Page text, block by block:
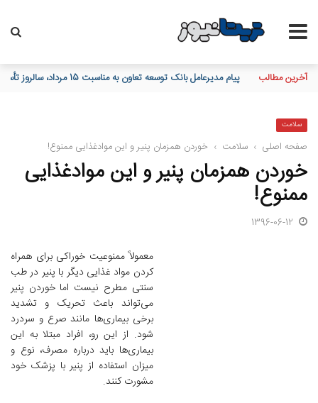
آخرین مطالب پیام مدیرعامل بانک توسعه تعاون به مناسبت 15 مرداد، سالروز تأسیس بانک
سلامت
صفحه اصلی › سلامت › خوردن همزمان پنیر و این موادغذایی ممنوع!
خوردن همزمان پنیر و این موادغذایی
ممنوع!
1396-06-12
معمولاً ممنوعیت خوراکی برای همراه
کردن مواد غذایی دیگر با پنیر در طب
سنتی مطرح نیست اما خوردن پنیر
می‌تواند باعث تحریک و تشدید
برخی بیماری‌ها مانند صرع و سردرد
شود. از این رو، افراد مبتلا به این
بیماری‌ها باید درباره مصرف، نوع و
میزان استفاده از پنیر با پزشک خود
مشورت کنند.